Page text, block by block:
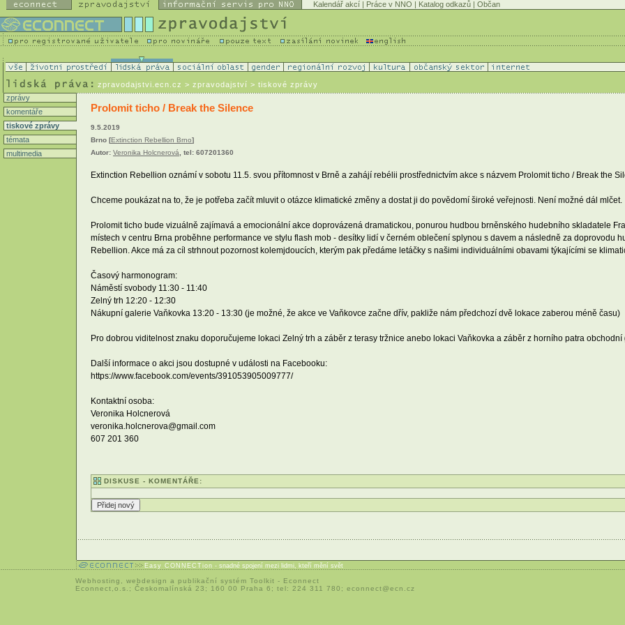
Kalendář akcí | Práce v NNO | Katalog odkazů | Občan
zpravodajstvi.ecn.cz > zpravodajství > tiskové zprávy
zprávy
komentáře
tiskové zprávy
témata
multimedia
Prolomit ticho / Break the Silence
9.5.2019
Brno [Extinction Rebellion Brno]
Autor: Veronika Holcnerová, tel: 607201360
Extinction Rebellion oznámí v sobotu 11.5. svou přítomnost v Brně a zahájí rebélii prostřednictvím akce s názvem Prolomit ticho / Break the
Chceme poukázat na to, že je potřeba začít mluvit o otázce klimatické změny a dostat ji do povědomí široké veřejnosti. Není možné dál mlčet.
Prolomit ticho bude vizuálně zajímavá a emocionální akce doprovázená dramatickou, ponurou hudbou brněnského hudebního skladatele
místech v centru Brna proběhne performance ve stylu flash mob - desítky lidí v černém oblečení splynou s davem a následně za doprovodu
Rebellion. Akce má za cíl strhnout pozornost kolemjdoucích, kterým pak předáme letáčky s našimi individuálními obavami týkajícími se
Časový harmonogram:
Náměstí svobody 11:30 - 11:40
Zelný trh 12:20 - 12:30
Nákupní galerie Vaňkovka 13:20 - 13:30 (je možné, že akce ve Vaňkovce začne dřív, pakliže nám předchozí dvě lokace zaberou méně času)
Pro dobrou viditelnost znaku doporučujeme lokaci Zelný trh a záběr z terasy tržnice anebo lokaci Vaňkovka a záběr z horního patra obchodní
Další informace o akci jsou dostupné v události na Facebooku:
https://www.facebook.com/events/391053905009777/
Kontaktní osoba:
Veronika Holcnerová
veronika.holcnerova@gmail.com
607 201 360
DISKUSE - KOMENTÁŘE:
Easy CONNECTion - snadné spojení mezi lidmi, kteří mění svět
Webhosting webdesign a publikační systém Toolkit - Econnect
Econnect,o.s.; Českomalínská 23; 160 00 Praha 6; tel: 224 311 780; econnect@ecn.cz